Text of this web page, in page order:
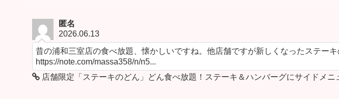
匿名
2026.06.13
昔の浦和三室店の食べ放題、懐かしいですね。他店舗ですが新しくなったステー
https://note.com/massa358/n/n5...
店舗限定「ステーキのどん」どん食べ放題！ステーキ＆ハンバーグにサイドメニ